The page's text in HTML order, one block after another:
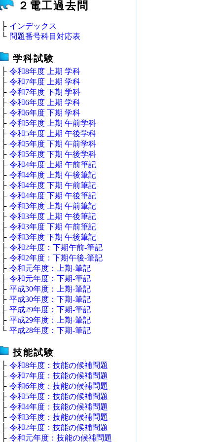
２電工過去問
├ インデックス
└ 問題番号科目対応表
学科試験
├ 令和8年度 上期 学科
├ 令和7年度 上期 学科
├ 令和7年度 下期 学科
├ 令和6年度 上期 学科
├ 令和6年度 下期 学科
├ 令和5年度 上期 午前学科
├ 令和5年度 上期 午後学科
├ 令和5年度 下期 午前学科
├ 令和5年度 下期 午後学科
├ 令和4年度 上期 午前筆記
├ 令和4年度 上期 午後筆記
├ 令和4年度 下期 午前筆記
├ 令和4年度 下期 午後筆記
├ 令和3年度 上期 午前筆記
├ 令和3年度 上期 午後筆記
├ 令和3年度 下期 午前筆記
├ 令和3年度 下期 午後筆記
├ 令和2年度：下期午前‐筆記
├ 令和2年度：下期午後‐筆記
├ 令和元年度：上期‐筆記
├ 令和元年度：下期‐筆記
├ 平成30年度：上期‐筆記
├ 平成30年度：下期‐筆記
├ 平成29年度：下期‐筆記
├ 平成29年度：上期‐筆記
└ 平成28年度：下期‐筆記
技能試験
├ 令和8年度：技能の候補問題
├ 令和7年度：技能の候補問題
├ 令和6年度：技能の候補問題
├ 令和5年度：技能の候補問題
├ 令和4年度：技能の候補問題
├ 令和3年度：技能の候補問題
├ 令和2年度：技能の候補問題
├ 令和元年度：技能の候補問題